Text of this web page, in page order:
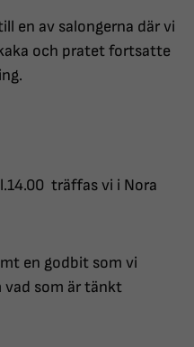
en av salongerna där vi
och pratet fortsatte
träffas vi i Nora
en godbit som vi
vad som är tänkt